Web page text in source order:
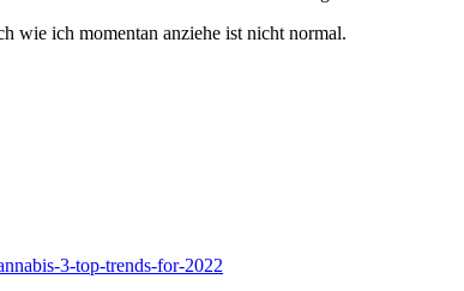
wie ich momentan anziehe ist nicht normal.
3-top-trends-for-2022